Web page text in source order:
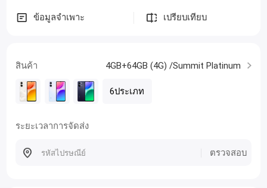
ข้อมูลจำเพาะ เปรียบเทียบ
สินค้า 4GB+64GB (4G) /Summit Platinum
6ประเภท
ระยะเวลาการจัดส่ง
ตรวจสอบ